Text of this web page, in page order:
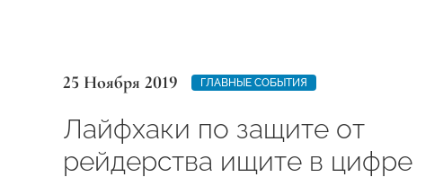
25 Ноября 2019 ГЛАВНЫЕ СОБЫТИЯ
Лайфхаки по защите от
рейдерства ищите в цифре